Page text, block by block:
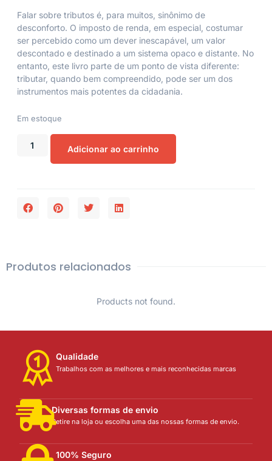
Falar sobre tributos é, para muitos, sinônimo de
desconforto. O imposto de renda, em especial, costumar
ser percebido como um dever inescapável, um valor
descontado e destinado a um sistema opaco e distante. No
entanto, este livro parte de um ponto de vista diferente:
tributar, quando bem compreendido, pode ser um dos
instrumentos mais potentes da cidadania.
Em estoque
Adicionar ao carrinho
Produtos relacionados
Products not found.
Qualidade
Trabalhos com as melhores e mais reconhecidas marcas
Diversas formas de envio
Retire na loja ou escolha uma das nossas formas de envio.
100% Seguro